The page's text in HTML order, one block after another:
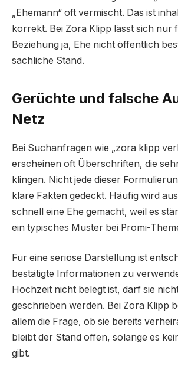
„Ehemann“ oft vermischt. Das ist
korrekt. Bei Zora Klipp lässt sich nur
Beziehung ja, Ehe nicht öffentlich
sachliche Stand.
Gerüchte und falsche
Netz
Bei Suchanfragen wie „zora klipp
erscheinen oft Überschriften, die
klingen. Nicht jede dieser
klare Fakten gedeckt. Häufig wird
schnell eine Ehe gemacht, weil es
ein typisches Muster bei Promi-
Für eine seriöse Darstellung ist
bestätigte Informationen zu
Hochzeit nicht belegt ist, darf sie
geschrieben werden. Bei Zora Klipp
allem die Frage, ob sie bereits
bleibt der Stand offen, solange es
gibt.